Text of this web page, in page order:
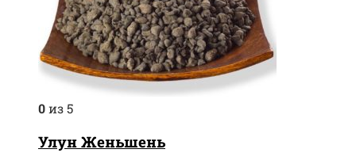
0из 5
Улун Женьшень